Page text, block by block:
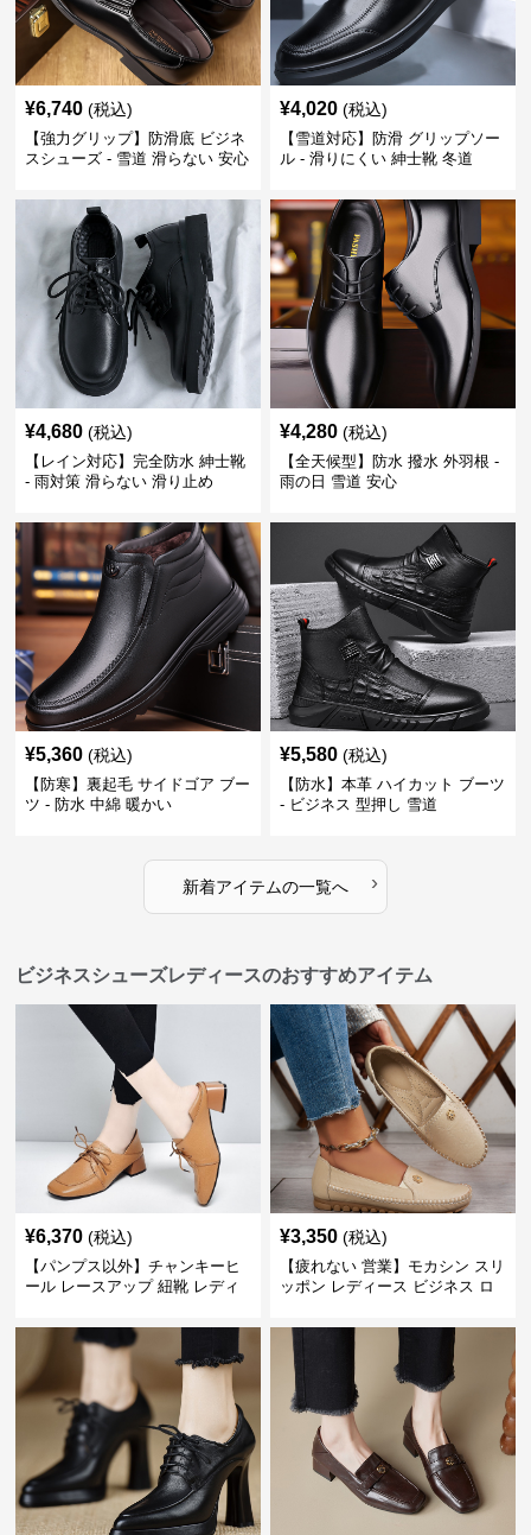
¥6,740 (税込)
【強力グリップ】防滑底 ビジネ
スシューズ - 雪道 滑らない 安心
¥4,020 (税込)
【雪道対応】防滑 グリップソー
ル - 滑りにくい 紳士靴 冬道
¥4,680 (税込)
【レイン対応】完全防水 紳士靴
- 雨対策 滑らない 滑り止め
¥4,280 (税込)
【全天候型】防水 撥水 外羽根 -
雨の日 雪道 安心
¥5,360 (税込)
【防寒】裏起毛 サイドゴア ブー
ツ - 防水 中綿 暖かい
¥5,580 (税込)
【防水】本革 ハイカット ブーツ
- ビジネス 型押し 雪道
新着アイテムの一覧へ ›
ビジネスシューズレディースのおすすめアイテム
¥6,370 (税込)
【パンプス以外】チャンキーヒ
ール レースアップ 紐靴 レディ
ーツ スクエアトゥ 歩きやすい
¥3,350 (税込)
【疲れない 営業】モカシン スリ
ッポン レディース ビジネス ロ
ジュアル パンプス以外